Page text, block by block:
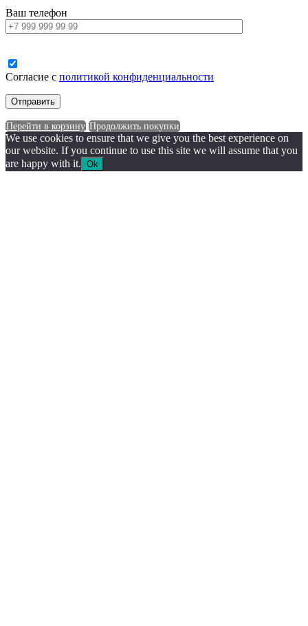
Ваш телефон
Согласие с политикой конфиденциальности
Перейти в корзину Продолжить покупки
We use cookies to ensure that we give you the best experience on
our website. If you continue to use this site we will assume that you
are happy with it. Ok